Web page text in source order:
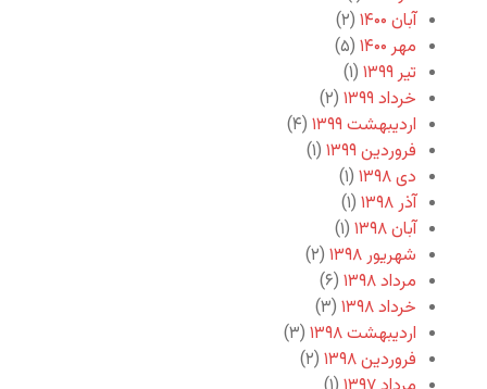
آبان ۱۴۰۰
(۲)
مهر ۱۴۰۰
(۵)
تیر ۱۳۹۹
(۱)
خرداد ۱۳۹۹
(۲)
اردیبهشت ۱۳۹۹
(۴)
فروردین ۱۳۹۹
(۱)
دی ۱۳۹۸
(۱)
آذر ۱۳۹۸
(۱)
آبان ۱۳۹۸
(۱)
شهریور ۱۳۹۸
(۲)
مرداد ۱۳۹۸
(۶)
خرداد ۱۳۹۸
(۳)
اردیبهشت ۱۳۹۸
(۳)
فروردین ۱۳۹۸
(۲)